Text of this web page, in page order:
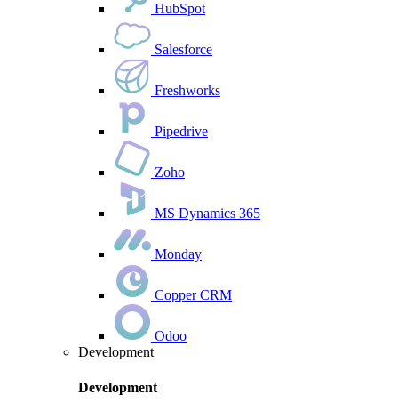
HubSpot
Salesforce
Freshworks
Pipedrive
Zoho
MS Dynamics 365
Monday
Copper CRM
Odoo
Development
Development